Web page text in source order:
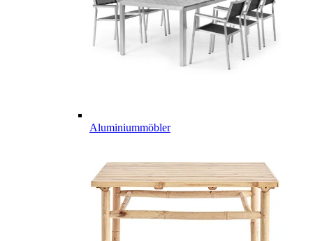
Aluminiummöbler